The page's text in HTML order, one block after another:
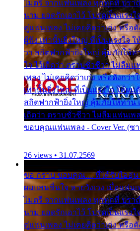
ไมตรี จากแฟนเพลง ทุกทุกที่ ปร
นาม ยอดรักเอาไว้ โปรดเป็นแรงใ
คู่แฟนเพลง ไม่เคยคิดว่าเก่ง หรือ
ผู้ฟัง เท่านั้นยิ่งใหญ่ ที่เป็นแรงใจ ใ
วา สถิตฟากฟ้ายิ่งใหญ่ คุ้มภัยให้ท่
ใจ ไว้เถิดว่า ตราบชั่วชีวา ไม่ลืม
เพลง ไม่เคยคิดว่าเก่ง หรือดังกว่
เท่านั้นยิ่งใหญ่ ที่เป็นแรงใจ ให้ผม
สถิตฟากฟ้ายิ่งใหญ่ คุ้มภัยให้ท่าน
เถิดว่า ตราบชั่วชีวา ไม่ลืมแฟนเพ
ขอบคุณแฟนเพลง - Cover Ver. (ซ
26 views • 31.07.2569
ขอ กราบ ขอบคุณ.... ที่ได้รับไออุ่
ผมแสนชื่นใจ หายวังเวง เมื่อแฟน
ไมตรี จากแฟนเพลง ทุกทุกที่ ปร
นาม ยอดรักเอาไว้ โปรดเป็นแรงใ
คู่แฟนเพลง ไม่เคยคิดว่าเก่ง หรือ